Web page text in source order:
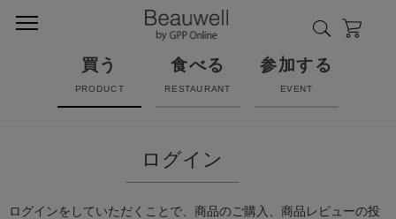
買う
PRODUCT
食べる
RESTAURANT
参加する
EVENT
ログイン
ログインをしていただくことで、商品のご購入、商品レビューの投